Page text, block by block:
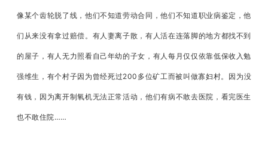
像某个齿轮脱了线，他们不知道劳动合同，他们不知道职业病鉴定，他
们从来没有拿过赔偿。有人妻离子散，有人活在连落脚的地方都找不到
的屋子，有人无力照看自己年幼的子女，有人每月仅仅依靠低保收入勉
强维生，有个村子因为曾经死过200多位矿工而被叫做寡妇村。因为没
有钱，因为离开制氧机无法正常活动，他们有病不敢去医院，看完医生
也不敢住院……